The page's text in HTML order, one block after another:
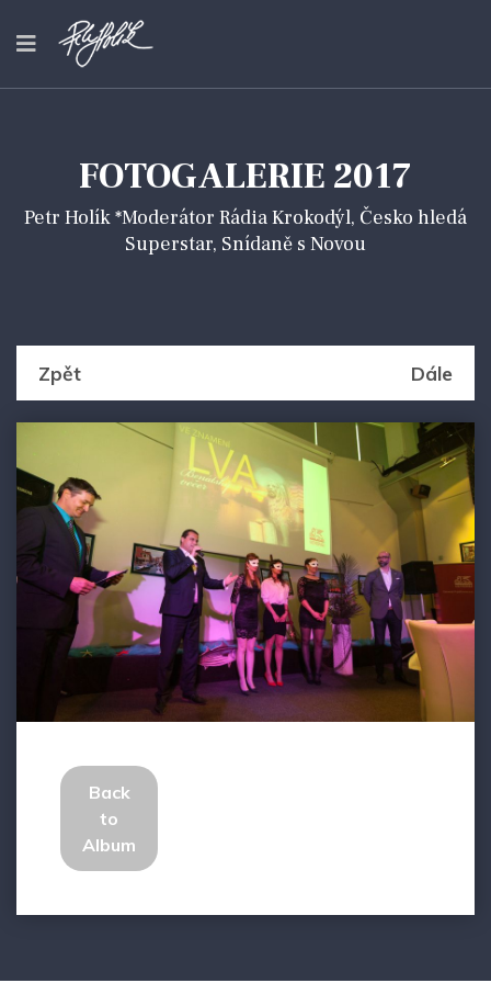
FOTOGALERIE 2017
Petr Holík *Moderátor Rádia Krokodýl, Česko hledá
Superstar, Snídaně s Novou
Zpět Dále
Back
to
Album